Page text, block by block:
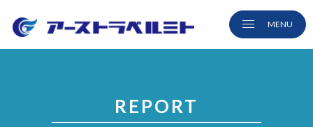
REPORT